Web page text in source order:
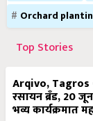
Orchard
Top Stories
Arqivo, Tagros
रसायन ब्रँड, 20
भव्य कार्यक्रमात